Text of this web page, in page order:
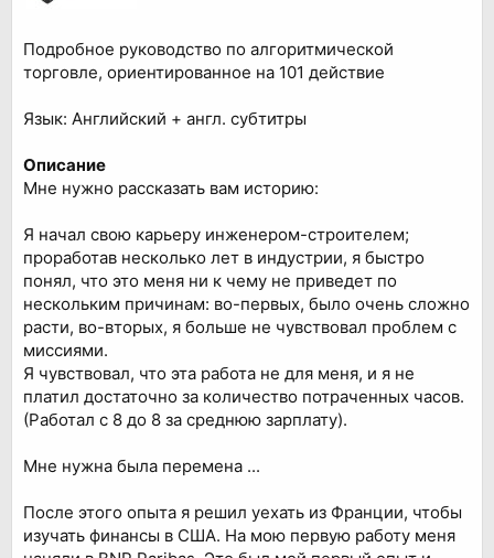
Подробное руководство по алгоритмической
торговле, ориентированное на 101 действие
Язык: Английский + англ. субтитры
Описание
Мне нужно рассказать вам историю:
Я начал свою карьеру инженером-строителем;
проработав несколько лет в индустрии, я быстро
понял, что это меня ни к чему не приведет по
нескольким причинам: во-первых, было очень сложно
расти, во-вторых, я больше не чувствовал проблем с
миссиями.
Я чувствовал, что эта работа не для меня, и я не
платил достаточно за количество потраченных часов.
(Работал с 8 до 8 за среднюю зарплату).
Мне нужна была перемена ...
После этого опыта я решил уехать из Франции, чтобы
изучать финансы в США. На мою первую работу меня